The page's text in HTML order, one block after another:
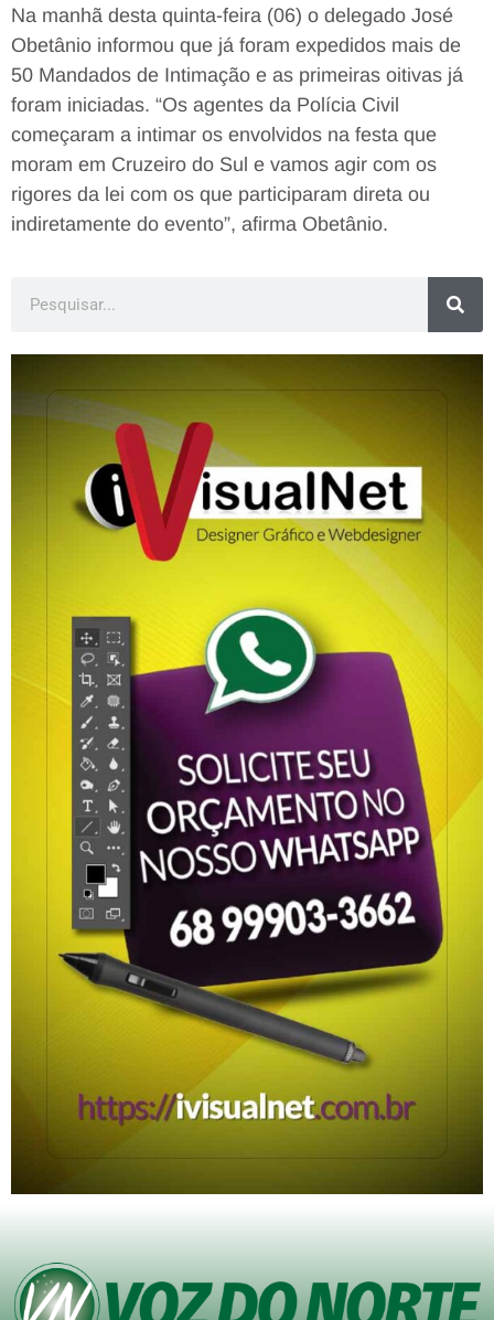
Na manhã desta quinta-feira (06) o delegado José
Obetânio informou que já foram expedidos mais de
50 Mandados de Intimação e as primeiras oitivas já
foram iniciadas. “Os agentes da Polícia Civil
começaram a intimar os envolvidos na festa que
moram em Cruzeiro do Sul e vamos agir com os
rigores da lei com os que participaram direta ou
indiretamente do evento”, afirma Obetânio.